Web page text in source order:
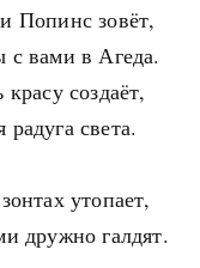
Попинс зовёт,
вами в Агеда.
создаёт,
света.
утопает,
дружно галдят.